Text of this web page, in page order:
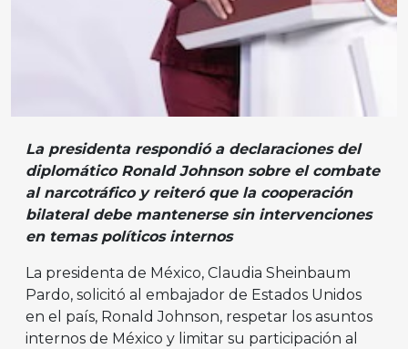
La presidenta respondió a declaraciones del
diplomático Ronald Johnson sobre el combate
al narcotráfico y reiteró que la cooperación
bilateral debe mantenerse sin intervenciones
en temas políticos internos
La presidenta de México, Claudia Sheinbaum
Pardo, solicitó al embajador de Estados Unidos
en el país, Ronald Johnson, respetar los asuntos
internos de México y limitar su participación al